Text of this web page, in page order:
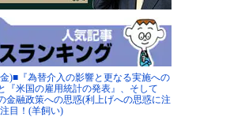
)■『為替介入の影響と更なる実施への
『米国の雇用統計の発表』、そして
金融政策への思惑(利上げへの思惑に注
目！(羊飼い)